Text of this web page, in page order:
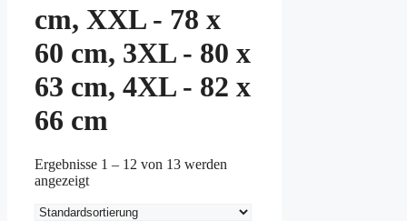
cm, XXL - 78 x
60 cm, 3XL - 80 x
63 cm, 4XL - 82 x
66 cm
Ergebnisse 1 – 12 von 13 werden
angezeigt